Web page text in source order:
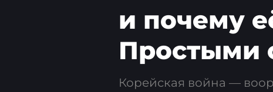
и почему
Простыми
Корейская война —